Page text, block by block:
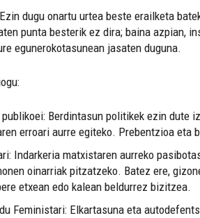
dugu onartu urtea beste erailketa
punta besterik ez dira; baina azpian,
egunerokotasunean jasaten duguna.
publikoei: Berdintasun politikek ezin dute
erroari aurre egiteko. Prebentzioa eta
Indarkeria matxistaren aurreko
oinarriak pitzatzeko. Batez ere,
etxean edo kalean beldurrez bizitzea.
Feministari: Elkartasuna eta